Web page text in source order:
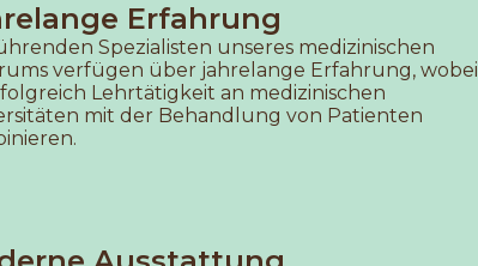
Erfahrung
Spezialisten unseres medizinischen
verfügen über jahrelange Erfahrung, wobei
Lehrtätigkeit an medizinischen
mit der Behandlung von Patienten